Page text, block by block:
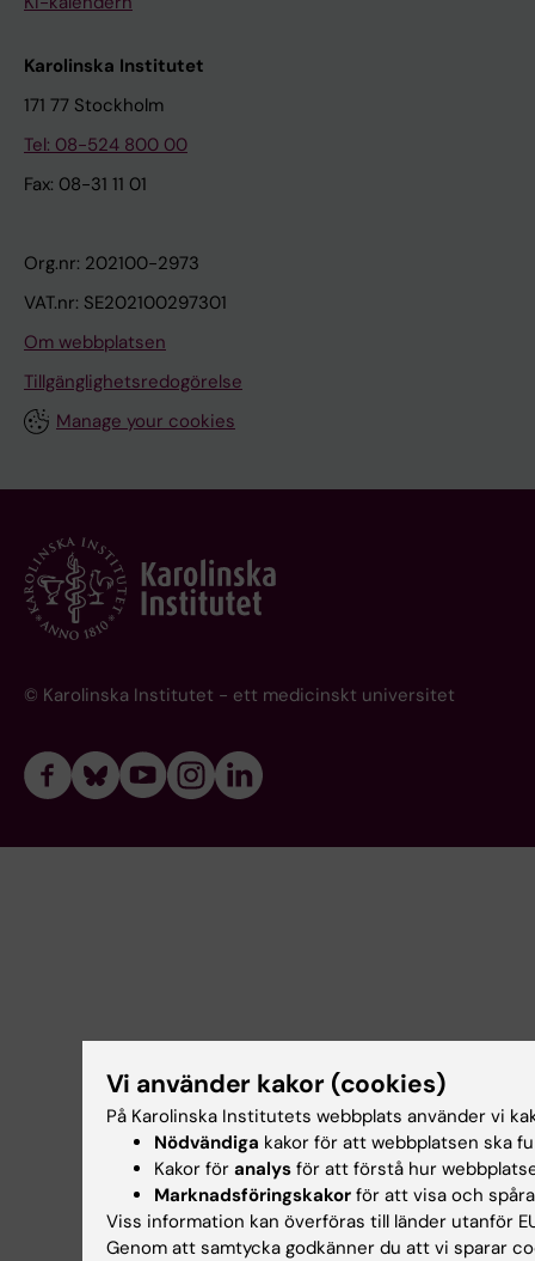
Karolinska Institutet
171 77 Stockholm
Tel: 08-524 800 00
Fax: 08-31 11 01
Org.nr: 202100-2973
VAT.nr: SE202100297301
Om webbplatsen
Tillgänglighetsredogörelse
Manage your cookies
© Karolinska Institutet - ett medicinskt universitet
Vi använder kakor (cookies)
På Karolinska Institutets webbplats använder vi
Nödvändiga kakor för att webbplatsen ska
Kakor för analysför att förstå hur
Marknadsföringskakorför att visa och
Viss information kan överföras till länder utanför
Genom att samtycka godkänner du att vi sparar